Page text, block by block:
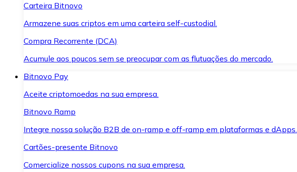
Carteira Bitnovo
Armazene suas criptos em uma carteira self-custodial.
Compra Recorrente (DCA)
Acumule aos poucos sem se preocupar com as flutuações do mercado.
Bitnovo Pay
Aceite criptomoedas na sua empresa.
Bitnovo Ramp
Integre nossa solução B2B de on-ramp e off-ramp em plataformas e dApps.
Cartões-presente Bitnovo
Comercialize nossos cupons na sua empresa.